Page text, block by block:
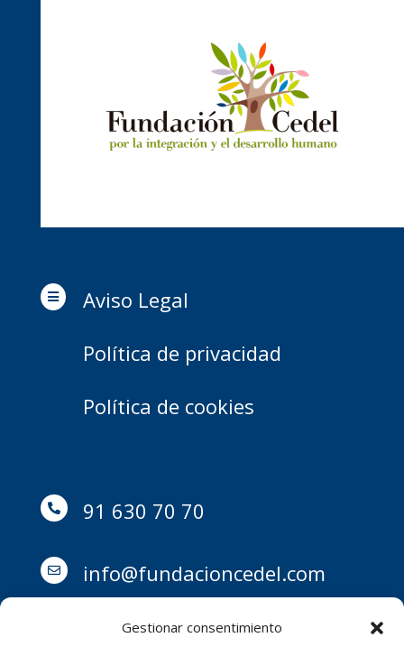
Gestionar consentimiento

Aviso Legal
Política de privacidad
Política de cookies
 91 630 70 70
 info@fundacioncedel.com